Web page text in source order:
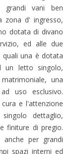
grandi vani ben
zona d' ingresso,
dotata di divano
ed alle due
quali una è dotata
un letto singolo,
una
uso esclusivo.
e l'attenzione
dettaglio,
finiture di pregio.
anche per grandi
spazi interni ed